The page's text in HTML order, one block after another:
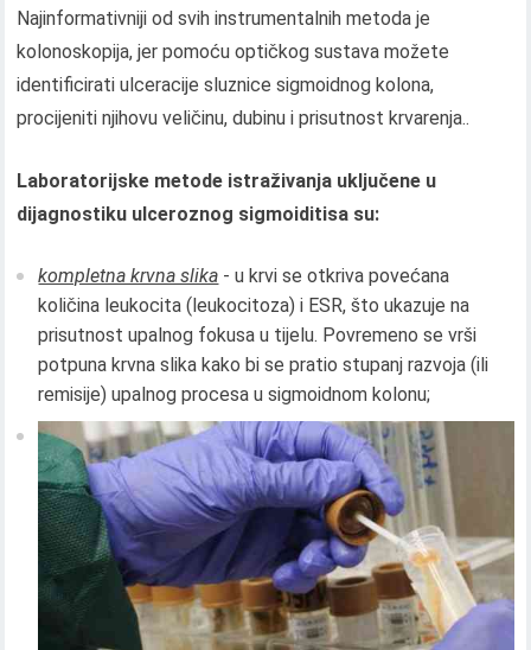
Najinformativniji od svih instrumentalnih metoda je
kolonoskopija, jer pomoću optičkog sustava možete
identificirati ulceracije sluznice sigmoidnog kolona, ​​
procijeniti njihovu veličinu, dubinu i prisutnost krvarenja..
Laboratorijske metode istraživanja uključene u
dijagnostiku ulceroznog sigmoiditisa su:
kompletna krvna slika - u krvi se otkriva povećana
količina leukocita (leukocitoza) i ESR, što ukazuje na
prisutnost upalnog fokusa u tijelu. Povremeno se vrši
potpuna krvna slika kako bi se pratio stupanj razvoja (ili
remisije) upalnog procesa u sigmoidnom kolonu;